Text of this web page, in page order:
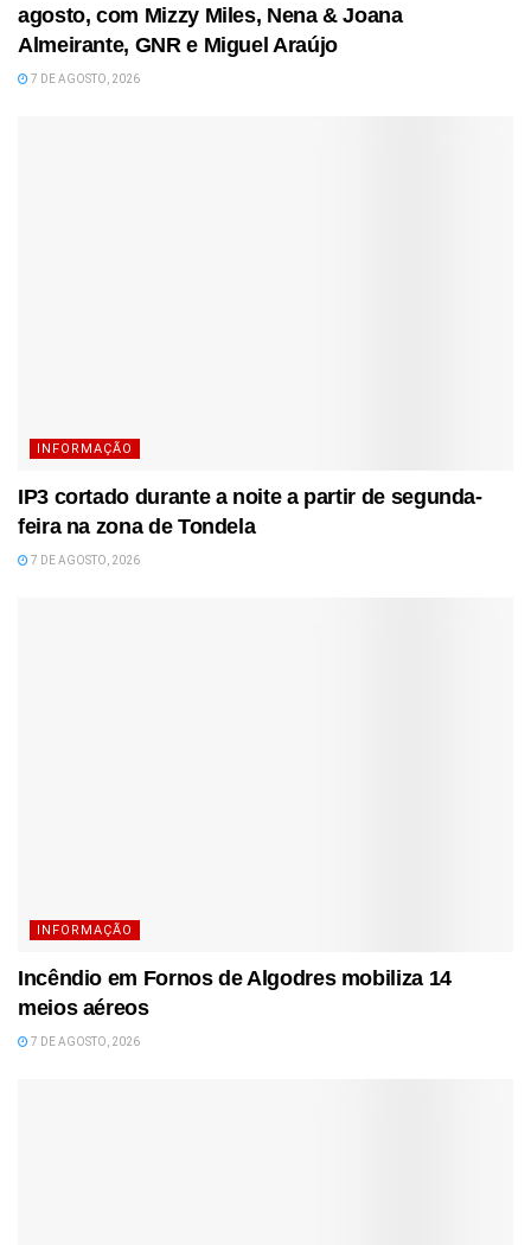
agosto, com Mizzy Miles, Nena & Joana
Almeirante, GNR e Miguel Araújo
7 DE AGOSTO, 2026
INFORMAÇÃO
IP3 cortado durante a noite a partir de segunda-
feira na zona de Tondela
7 DE AGOSTO, 2026
INFORMAÇÃO
Incêndio em Fornos de Algodres mobiliza 14
meios aéreos
7 DE AGOSTO, 2026